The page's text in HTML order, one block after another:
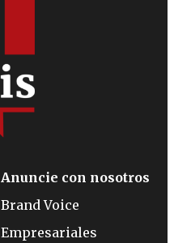
Anuncie con nosotros
Brand Voice
Empresariales